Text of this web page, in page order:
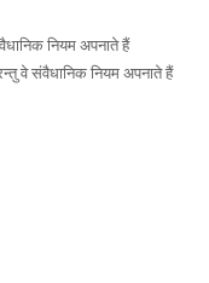
नियम अपनाते हैं
वे संवैधानिक नियम अपनाते हैं